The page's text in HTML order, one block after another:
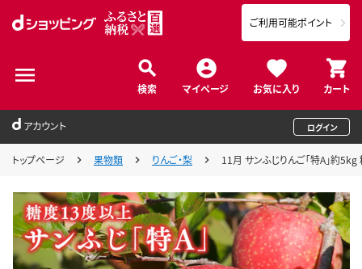
検索 マイページ お気に入り カート
ご利用可能ポイント
アカウント ログイン
トップページ 果物類 りんご・梨 11月 サンふじりんご「特A」約